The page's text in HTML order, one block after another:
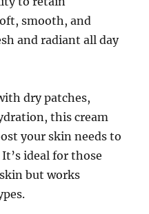
smooth, and
and radiant all day
dry patches,
this cream
your skin needs to
ideal for those
but works